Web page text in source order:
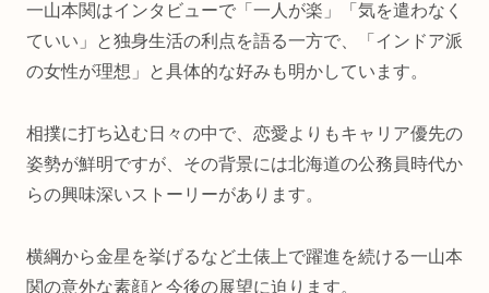
一山本関はインタビューで「一人が楽」「気を遣わなく
ていい」と独身生活の利点を語る一方で、「インドア派
の女性が理想」と具体的な好みも明かしています。
相撲に打ち込む日々の中で、恋愛よりもキャリア優先の
姿勢が鮮明ですが、その背景には北海道の公務員時代か
らの興味深いストーリーがあります。
横綱から金星を挙げるなど土俵上で躍進を続ける一山本
関の意外な素顔と今後の展望に迫ります。